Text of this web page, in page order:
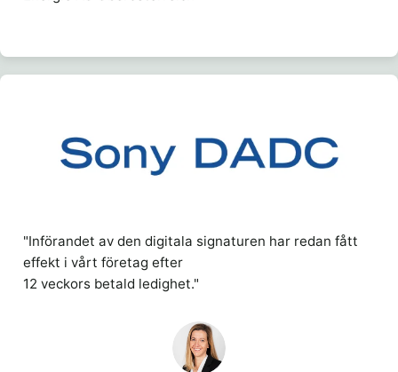
"Införandet av den digitala signaturen har redan fått
effekt i vårt företag efter
12 veckors betald ledighet."